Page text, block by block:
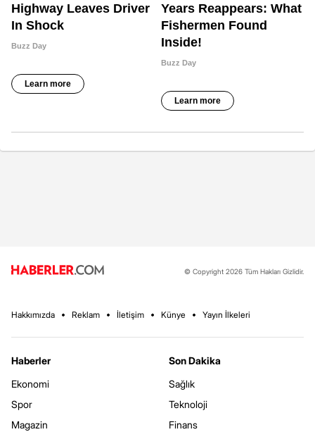
© Copyright 2026 Tüm Hakları Gizlidir.
Hakkımızda Reklam İletişim Künye Yayın İlkeleri
Haberler
Ekonomi
Spor
Magazin
Son Dakika
Sağlık
Teknoloji
Finans